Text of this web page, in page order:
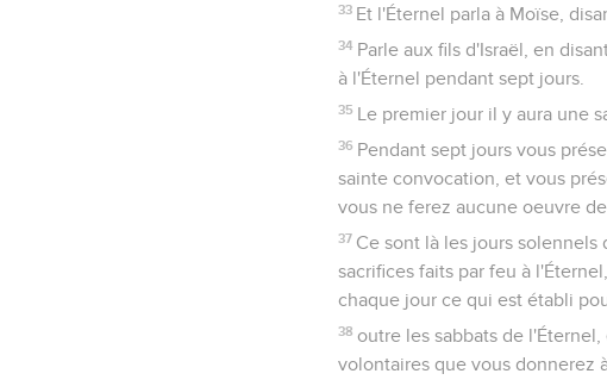
33 Et l'Éternel parla à Moïse,
34 Parle aux fils d'Israël, en
à l'Éternel pendant sept jours.
35 Le premier jour il y aura une
36 Pendant sept jours vous
sainte convocation, et vous
vous ne ferez aucune oeuvre de
37 Ce sont là les jours
sacrifices faits par feu à
chaque jour ce qui est établi
38 outre les sabbats de
volontaires que vous donnerez